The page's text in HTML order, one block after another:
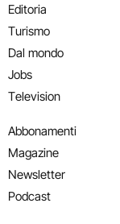
Editoria
Turismo
Dal mondo
Jobs
Television
Abbonamenti
Magazine
Newsletter
Podcast